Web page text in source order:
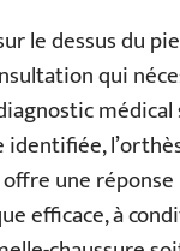
le dessus du
qui
médical
identifiée,
une réponse
efficace, à